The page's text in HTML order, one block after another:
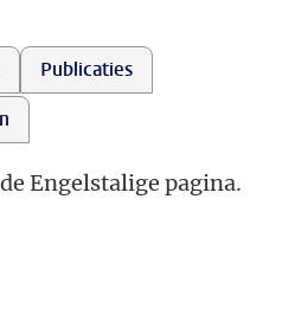
Publicaties
Engelstalige pagina.